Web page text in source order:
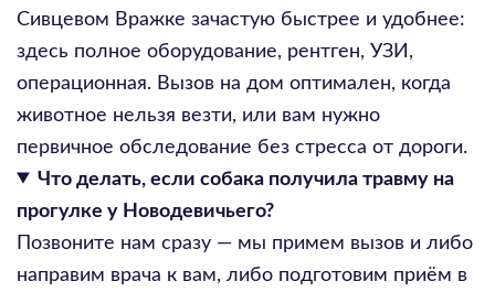
Сивцевом Вражке зачастую быстрее и удобнее:
здесь полное оборудование, рентген, УЗИ,
операционная. Вызов на дом оптимален, когда
животное нельзя везти, или вам нужно
первичное обследование без стресса от дороги.
Что делать, если собака получила травму на
прогулке у Новодевичьего?
Позвоните нам сразу — мы примем вызов и либо
направим врача к вам, либо подготовим приём в